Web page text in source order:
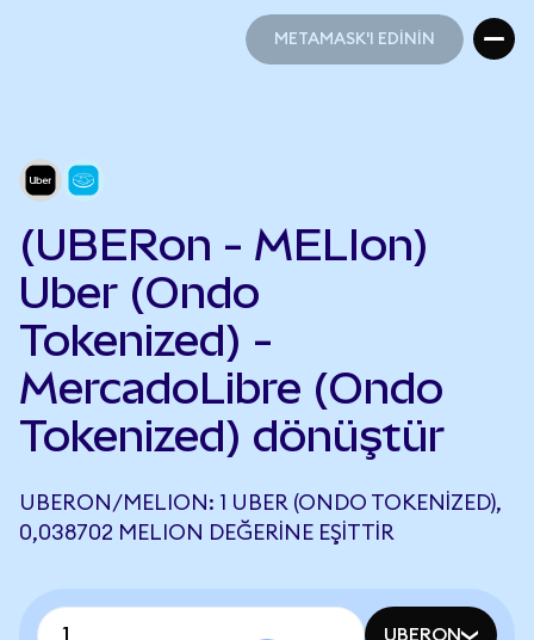
METAMASK'I EDİNİN
(UBERon - MELIon)
Uber (Ondo
Tokenized) -
MercadoLibre (Ondo
Tokenized) dönüştür
UBERON/MELION: 1 UBER (ONDO TOKENIZED),
0,038702 MELION DEĞERINE EŞITTIR
UBERON